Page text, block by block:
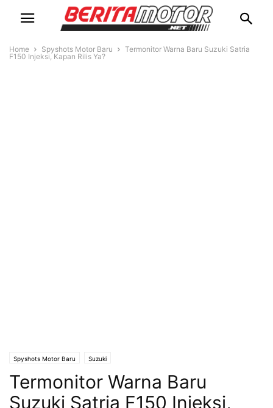
Home Spyshots Motor Baru
Termonitor Warna Baru Suzuki Satria
F150 Injeksi, Kapan Rilis Ya?
Spyshots Motor Baru Suzuki
Termonitor Warna Baru
Suzuki Satria F150 Injeksi,